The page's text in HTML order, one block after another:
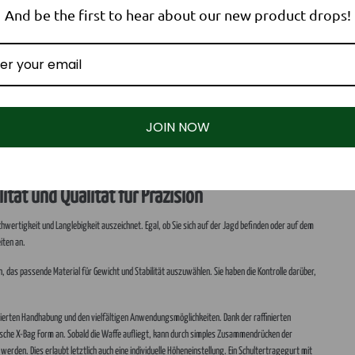
und Qualität für Präzision
und Langlebigkeit auszeichnet. Egal, ob Sie sich auf der Jagd befinden oder auf dem
an.
passende Material für Gewicht und Stabilität auszuwählen. Sie haben die Kontrolle darüber,
Handhabung und den vielfältigen Anwendungsmöglichkeiten. Dank der raffinierten
X-Bag Form an. Sobald die Waffe aufliegt, kann durch simples Zusammendrücken der
Dies erlaubt letztlich auch eine individuelle Höheneinstellung. Ein Schultertragegurt mit
(DE)
Folge uns!
YouTube
Instagram
Kontakt
Deutschland
And be the first to hear about our new product drops!
JOIN NOW